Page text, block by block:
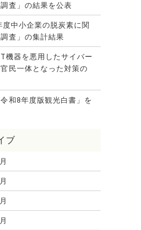
査」の結果を公表
度中小企業の脱炭素に関
査」の集計結果
機器を悪用したサイバー
民一体となった対策の
和8年度版観光白書」を